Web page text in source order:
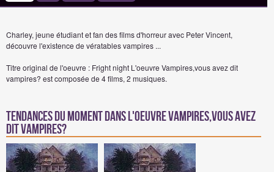
Charley, jeune étudiant et fan des films d'horreur avec Peter Vincent,
découvre l'existence de vératables vampires ...
Titre original de l'oeuvre : Fright night L'oeuvre Vampires,vous avez dit
vampires? est composée de 4 films, 2 musiques.
Tendances du moment dans l'oeuvre Vampires,vous avez
dit vampires?